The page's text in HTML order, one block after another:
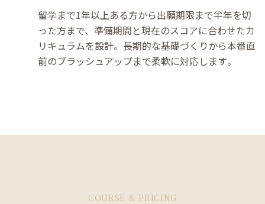
留学まで1年以上ある方から出願期限まで半年を切
った方まで、準備期間と現在のスコアに合わせたカ
リキュラムを設計。長期的な基礎づくりから本番直
前のブラッシュアップまで柔軟に対応します。
COURSE & PRICING